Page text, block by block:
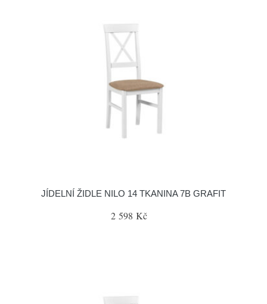
JÍDELNÍ ŽIDLE NILO 14 TKANINA 7B GRAFIT
2 598 Kč